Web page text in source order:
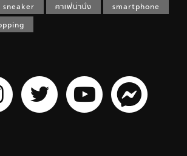
sneaker คาเฟ่น่านั่ง
smartphone